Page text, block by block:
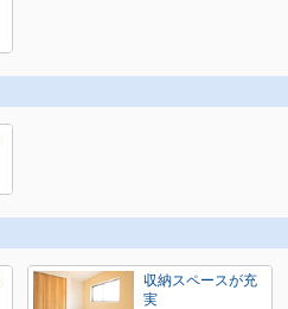
収納スペースが充
実